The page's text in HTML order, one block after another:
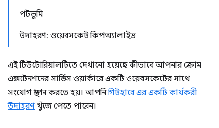
পটভূমি
উদাহরণ: ওয়েবসকেট কিপঅ্যালাইভ
এই টিউটোরিয়ালটিতে দেখানো হয়েছে কীভাবে আপনার ক্রোম
এক্সটেনশনের সার্ভিস ওয়ার্কারে একটি ওয়েবসকেটের সাথে
সংযোগ স্থাপন করতে হয়। আপনিগিটহাবে এর একটি কার্যকরী
উদাহরণ খুঁজে পেতে পারেন।